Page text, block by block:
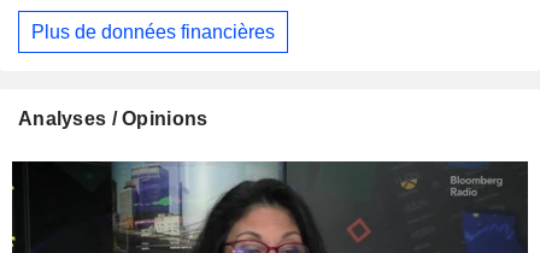
Plus de données financières
Analyses / Opinions